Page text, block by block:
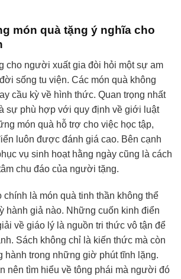
món quà tặng ý nghĩa cho
cho người xuất gia đòi hỏi một sự am
sống tu viện. Các món quà không
cầu kỳ về hình thức. Quan trọng nhất
sự phù hợp với quy định về giới luật
món quà hỗ trợ cho việc học tập,
luôn được đánh giá cao. Bên cạnh
vụ sinh hoạt hằng ngày cũng là cách
chu đáo của người tặng.
chính là món quà tinh thần không thể
hành giả nào. Những cuốn kinh điển
về giáo lý là nguồn tri thức vô tận để
Sách không chỉ là kiến thức mà còn
hành trong những giờ phút tĩnh lặng.
nên tìm hiểu về tông phái mà người đó